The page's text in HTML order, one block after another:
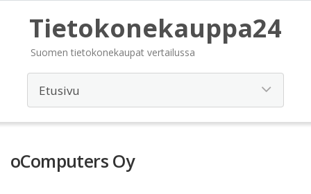
Tietokonekauppa24
Suomen tietokonekaupat vertailussa
oComputers Oy